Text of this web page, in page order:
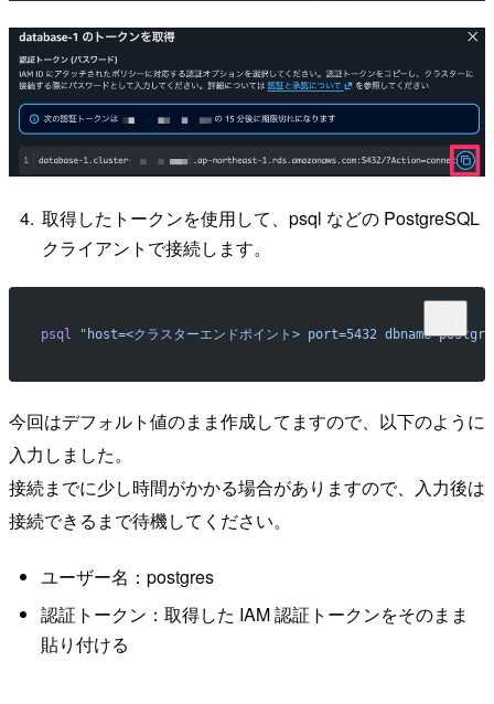
取得したトークンを使用して、psql などの PostgreSQL
クライアントで接続します。
psql "host=<クラスターエンドポイント> port=5432
今回はデフォルト値のまま作成してますので、以下のように
入力しました。
接続までに少し時間がかかる場合がありますので、入力後は
接続できるまで待機してください。
ユーザー名：postgres
認証トークン：取得した IAM 認証トークンをそのまま
貼り付ける